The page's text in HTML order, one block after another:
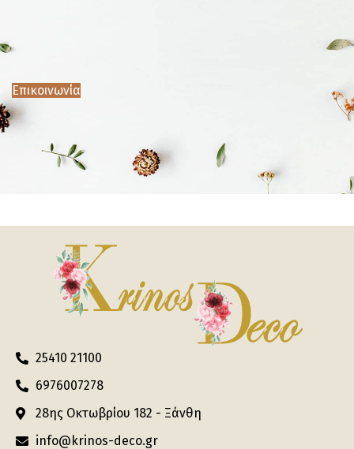
Επικοινωνία
25410 21100
6976007278
28ης Οκτωβρίου 182 - Ξάνθη
info@krinos-deco.gr